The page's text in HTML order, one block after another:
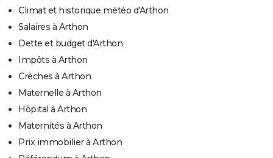
Climat et historique météo d'Arthon
Salaires à Arthon
Dette et budget d'Arthon
Impôts à Arthon
Crèches à Arthon
Maternelle à Arthon
Hôpital à Arthon
Maternités à Arthon
Prix immobilier à Arthon